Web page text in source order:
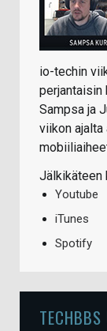
io-techin
perjantaisin
Sampsa ja
viikon
Jälkikäteen
Youtube
iTunes
Spotify